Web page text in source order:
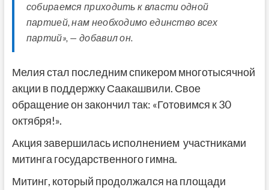
собираемся приходить к власти одной
партией, нам необходимо единство всех
партий», — добавил он.
Мелия стал последним спикером многотысячной
акции в поддержку Саакашвили. Свое
обращение он закончил так: «Готовимся к 30
октября!».
Акция завершилась исполнением участниками
митинга государственного гимна.
Митинг, который продолжался на площади